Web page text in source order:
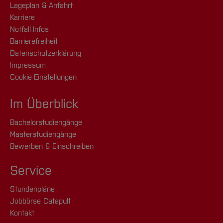
Lageplan & Anfahrt
Karriere
Notfall-Infos
Barrierefreiheit
Datenschutzerklärung
Impressum
Cookie-Einstellungen
Im Überblick
Bachelorstudiengänge
Masterstudiengänge
Bewerben & Einschreiben
Service
Stundenpläne
Jobbörse Catapult
Kontakt